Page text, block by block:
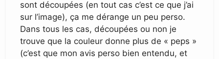
sont découpées (en tout cas c’est ce que j’ai
sur l’image), ça me dérange un peu perso.
Dans tous les cas, découpées ou non je
trouve que la couleur donne plus de « peps »
(c’est que mon avis perso bien entendu, et